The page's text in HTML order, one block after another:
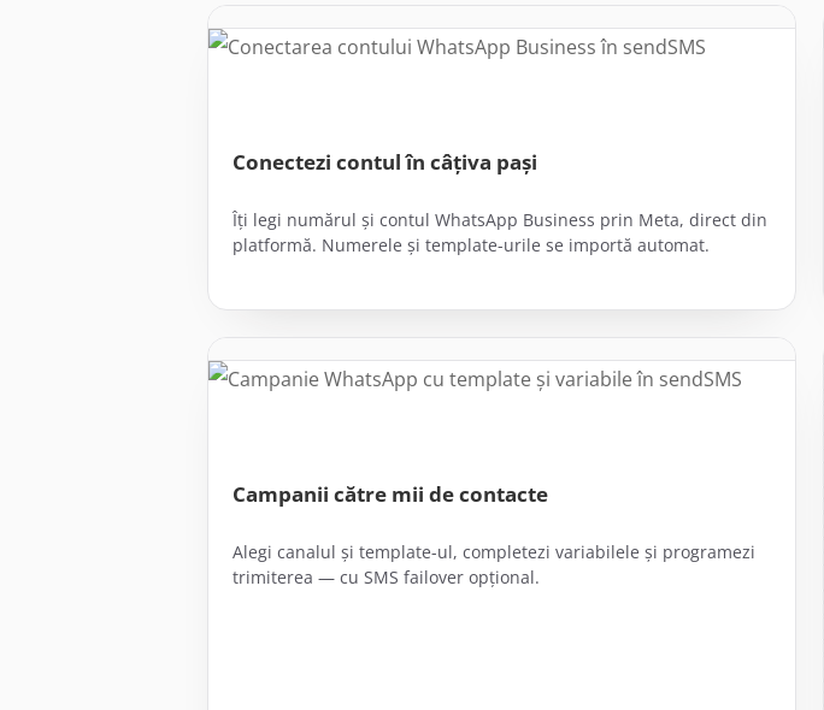
Conectezi contul în câțiva pași
Îți legi numărul și contul WhatsApp Business prin Meta, direct din
platformă. Numerele și template-urile se importă automat.
Campanii către mii de contacte
Alegi canalul și template-ul, completezi variabilele și programezi
trimiterea — cu SMS failover opțional.